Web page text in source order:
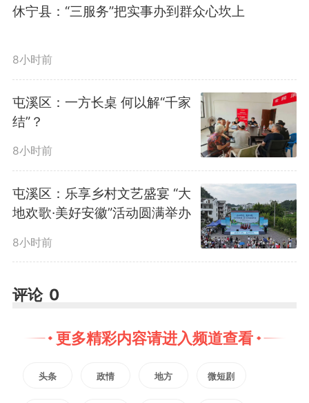
结关键环节开展闭环演练，场景真
验全乡防汛应急处置实战水平。
演练前期，乡防汛指挥部细化
14时55分，监测预警、安全警
戒、抢险救援、医疗救护等各专项
部落实到位。
休宁县：“三服务”把实事办到群众心坎上
8小时前
屯溪区：一方长桌 何以解“千家
结”？
8小时前
屯溪区：乐享乡村文艺盛宴 “大
地欢歌·美好安徽”活动圆满举办
8小时前
评论 0
更多精彩内容请进入频道查看
头条 政情 地方 微短剧